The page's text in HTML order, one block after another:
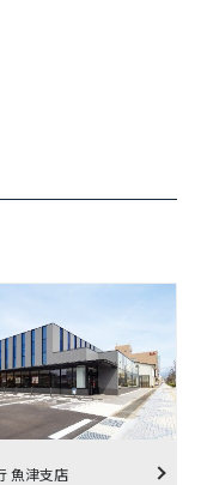
魚津支店